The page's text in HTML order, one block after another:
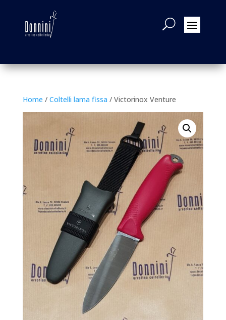
Home / Coltelli lama fissa / Victorinox Venture